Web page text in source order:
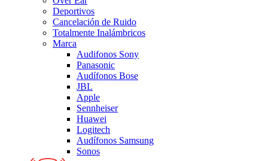
Deportivos
Cancelación de Ruido
Totalmente Inalámbricos
Marca
Audifonos Sony
Panasonic
Audífonos Bose
JBL
Apple
Sennheiser
Huawei
Logitech
Audífonos Samsung
Sonos